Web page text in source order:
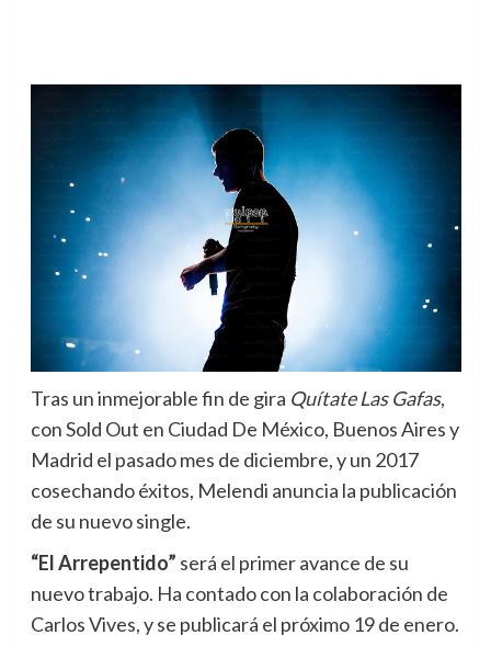
Tras un inmejorable fin de gira Quítate Las Gafas,
con Sold Out en Ciudad De México, Buenos Aires y
Madrid el pasado mes de diciembre, y un 2017
cosechando éxitos, Melendi anuncia la publicación
de su nuevo single.
“El Arrepentido” será el primer avance de su
nuevo trabajo. Ha contado con la colaboración de
Carlos Vives, y se publicará el próximo 19 de enero.